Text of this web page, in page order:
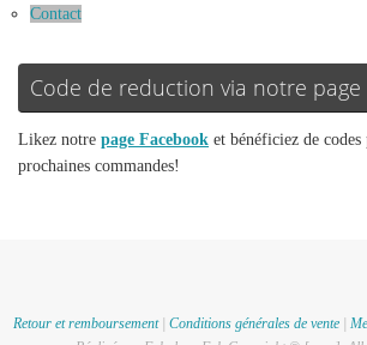
Contact
Code de reduction via notre page
Likez notre page Facebook et bénéficiez de
prochaines commandes!
Retour et remboursement| Conditions générales de vente